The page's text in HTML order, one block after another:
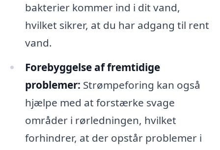
bakterier kommer ind i dit vand,
hvilket sikrer, at du har adgang til rent
vand.
Forebyggelse af fremtidige
problemer: Strømpeforing kan også
hjælpe med at forstærke svage
områder i rørledningen, hvilket
forhindrer, at der opstår problemer i